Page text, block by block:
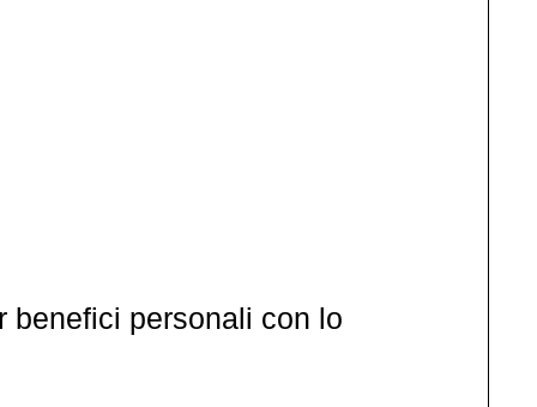
benefici personali con lo